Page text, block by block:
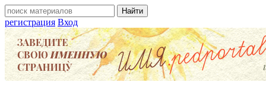
регистрация Вход